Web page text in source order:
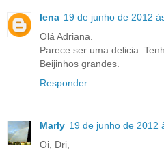
lena 19 de junho de 2012
Olá Adriana.
Parece ser uma delicia.
Beijinhos grandes.
Responder
Marly 19 de junho de 2012
Oi, Dri,